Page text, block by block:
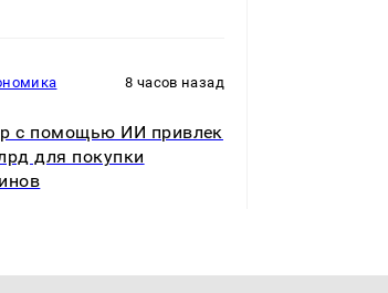
8 часов назад
с помощью ИИ привлек
для покупки